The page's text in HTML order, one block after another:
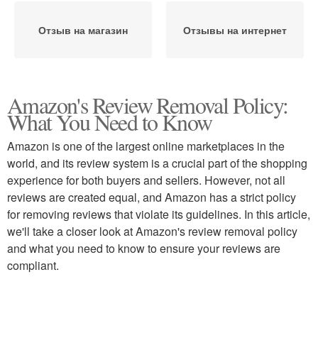
Отзыв на магазин Отзывы на интернет
Amazon's Review Removal Policy:
What You Need to Know
Amazon is one of the largest online marketplaces in the
world, and its review system is a crucial part of the shopping
experience for both buyers and sellers. However, not all
reviews are created equal, and Amazon has a strict policy
for removing reviews that violate its guidelines. In this article,
we'll take a closer look at Amazon's review removal policy
and what you need to know to ensure your reviews are
compliant.